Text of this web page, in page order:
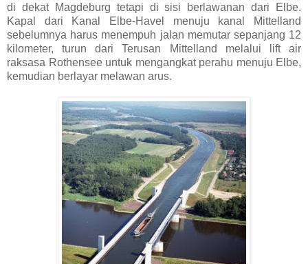
di dekat Magdeburg tetapi di sisi berlawanan dari Elbe.
Kapal dari Kanal Elbe-Havel menuju kanal Mittelland
sebelumnya harus menempuh jalan memutar sepanjang 12
kilometer, turun dari Terusan Mittelland melalui lift air
raksasa Rothensee untuk mengangkat perahu menuju Elbe,
kemudian berlayar melawan arus.